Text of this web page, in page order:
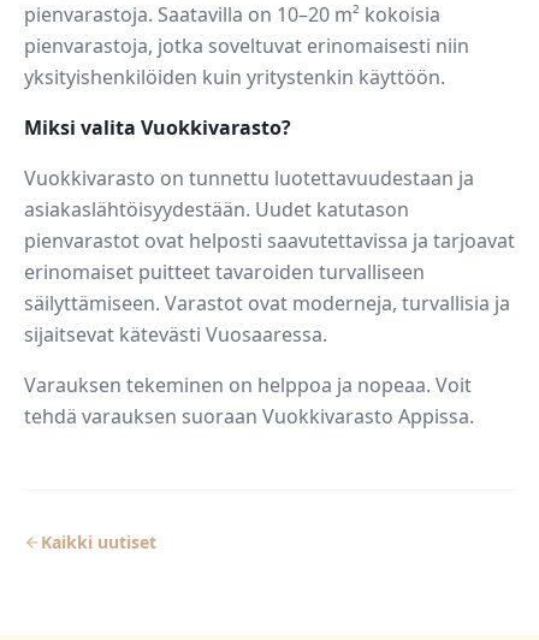
pienvarastoja. Saatavilla on 10–20 m² kokoisia
pienvarastoja, jotka soveltuvat erinomaisesti niin
yksityishenkilöiden kuin yritystenkin käyttöön.
Miksi valita Vuokkivarasto?
Vuokkivarasto on tunnettu luotettavuudestaan ja
asiakaslähtöisyydestään. Uudet katutason
pienvarastot ovat helposti saavutettavissa ja tarjoavat
erinomaiset puitteet tavaroiden turvalliseen
säilyttämiseen. Varastot ovat moderneja, turvallisia ja
sijaitsevat kätevästi Vuosaaressa.
Varauksen tekeminen on helppoa ja nopeaa. Voit
tehdä varauksen suoraan Vuokkivarasto Appissa.
Kaikki uutiset